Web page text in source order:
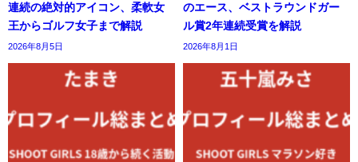
連続の絶対的アイコン、柔軟女
王からゴルフ女子まで解説
2026年8月5日
のエース、ベストラウンドガー
ル賞2年連続受賞を解説
2026年8月1日